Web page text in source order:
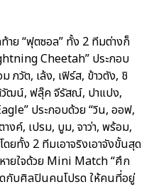
าย “ฟุตซอล” ทั้ง 2 ทีมต่างก็
Cheetah” ประกอบ
ภวัต, เล้ง, เฟิร์ส, ข้าวตัง, ชิ
วัฒน์, ฟลุ๊ค จีรัสณ์, ปาแปง,
ประกอบด้วย “วิน, ออฟ,
ค์, เปรม, บูม, จาว่า, พร้อม,
ยทั้ง 2 ทีมเอาจริงเอาจังขั้นสุด
ยใจด้วย Mini Match “ศึก
กับศิลปินคนโปรด ให้คนที่อยู่